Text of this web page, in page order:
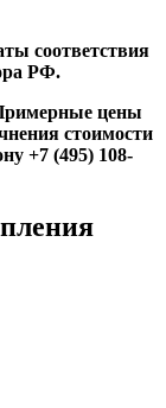
соответствия
РФ.
цены
стоимости
+7 (495) 108-